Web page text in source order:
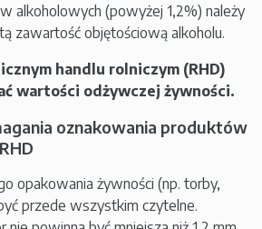
alkoholowych (powyżej 1,2%) należy
zawartość objętościową alkoholu.
handlu rolniczym (RHD)
wartości odżywczej żywności.
oznakowania produktów
opakowania żywności (np. torby,
przede wszystkim czytelne.